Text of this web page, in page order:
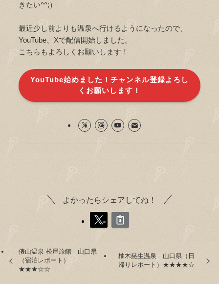
きたい^^;）
最近少し前よりも温泉へ行けるようになったので、
YouTube、Xで配信開始しました。
こちらもよろしくお願いします！
YouTube始めました！チャンネル登録よろし
くお願いします！
よかったらシェアしてね！
俵山温泉 松屋旅館 山口県
（宿泊レポート）
★★★☆☆
柚木慈生温泉 山口県（日
帰りレポート）★★★★☆